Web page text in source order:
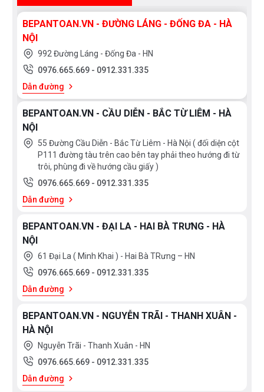
BEPANTOAN.VN - ĐƯỜNG LÁNG - ĐỐNG ĐA - HÀ
NỘI
992 Đường Láng - Đống Đa - HN
0976.665.669 - 0912.331.335
Dẫn đường
BEPANTOAN.VN - CẦU DIỄN - BẮC TỪ LIÊM - HÀ
NỘI
55 Đường Cầu Diễn - Bắc Từ Liêm - Hà Nội ( đối diện cột
P111 đường tàu trên cao bên tay phải theo hướng đi từ
trôi, phùng đi về hướng cầu giấy )
0976.665.669 - 0912.331.335
Dẫn đường
BEPANTOAN.VN - ĐẠI LA - HAI BÀ TRƯNG - HÀ
NỘI
61 Đại La ( Minh Khai ) - Hai Bà TRưng – HN
0976.665.669 - 0912.331.335
Dẫn đường
BEPANTOAN.VN - NGUYỄN TRÃI - THANH XUÂN -
HÀ NỘI
Nguyễn Trãi - Thanh Xuân - HN
0976.665.669 - 0912.331.335
Dẫn đường